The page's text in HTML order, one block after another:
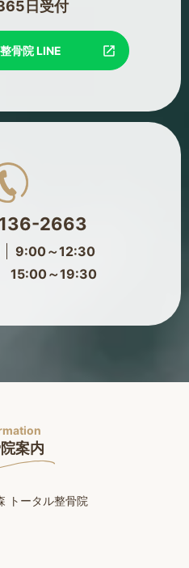
日受付
骨院 LINE
2663
9:00～12:30
19:30
案内
トータル整骨院